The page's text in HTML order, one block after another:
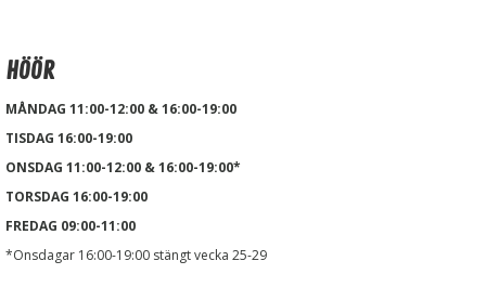
HÖÖR
MÅNDAG 11:00-12:00 & 16:00-19:00
TISDAG 16:00-19:00
ONSDAG 11:00-12:00 & 16:00-19:00*
TORSDAG 16:00-19:00
FREDAG 09:00-11:00
*Onsdagar 16:00-19:00 stängt vecka 25-29